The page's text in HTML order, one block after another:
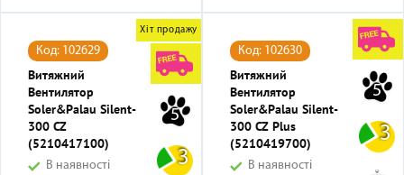
Хіт продажу
5
3
Код: 102629
Витяжний
Вентилятор
Soler&Palau Silent-
300 CZ
(5210417100)
В наявності
5
3
Код: 102630
Витяжний
Вентилятор
Soler&Palau Silent-
300 CZ Plus
(5210419700)
В наявності